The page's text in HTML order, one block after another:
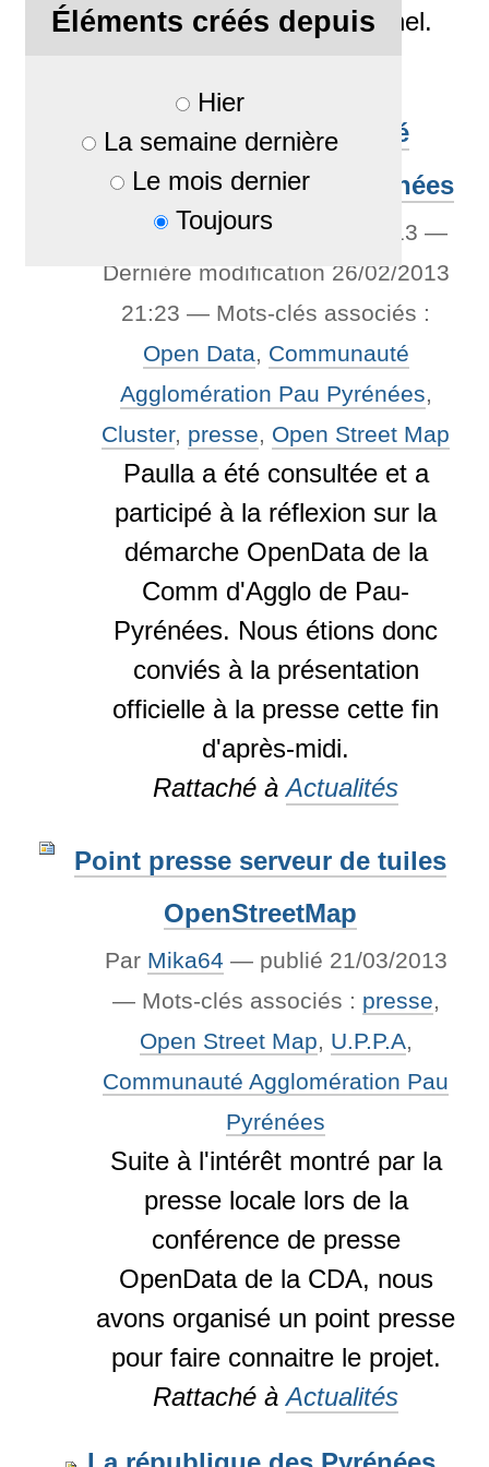
Éléments créés depuis
Hier
La semaine dernière
Le mois dernier
Toujours
aux côtés de Jean Guisnel.
OpenData Communauté
d'Agglomération Pau-Pyrénées
jpcw —publié 26/02/2013 —
Dernière modification 26/02/2013
21:23— Mots-clés associés :
Open Data, Communauté
Agglomération Pau Pyrénées,
Cluster, presse, Open Street Map
Paulla a été consultée et a
participé à la réflexion sur la
démarche OpenData de la
Comm d'Agglo de Pau-
Pyrénées. Nous étions donc
conviés à la présentation
officielle à la presse cette fin
d'après-midi.
Rattaché à Actualités
Point presse serveur de tuiles
OpenStreetMap
Par Mika64 — publié 21/03/2013
— Mots-clés associés : presse,
Open Street Map, U.P.P.A,
Communauté Agglomération Pau
Pyrénées
Suite à l'intérêt montré par la
presse locale lors de la
conférence de presse
OpenData de la CDA, nous
avons organisé un point presse
pour faire connaitre le projet.
Rattaché à Actualités